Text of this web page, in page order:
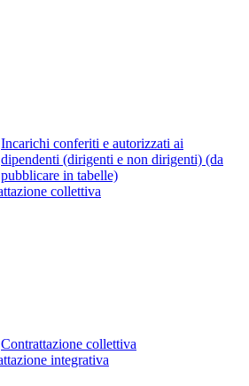
Incarichi conferiti e autorizzati ai
dipendenti (dirigenti e non dirigenti) (da
pubblicare in tabelle)
collettiva
Contrattazione collettiva
integrativa